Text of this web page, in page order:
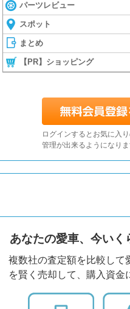
パーツレビュー
スポット
まとめ
【PR】ショッピング
ログインするとお気に入
管理が出来るようになり
あなたの愛車、今いく
複数社の査定額を比較して
を賢く売却して、購入資金